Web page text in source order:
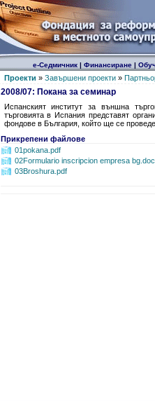
е-Седмичник| Финансиране|
Проекти » Завършени проекти»
2008/07: Покана за семинар
Испанският институт за външна
търговията в Испания представят
фондове в България, който ще се
Прикрепени файлове
01pokana.pdf
02Formulario inscripcion empresa bg.doc
03Broshura.pdf